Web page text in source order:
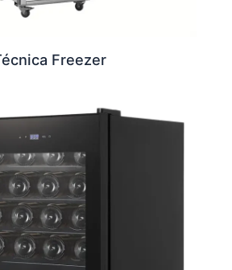
Freezer